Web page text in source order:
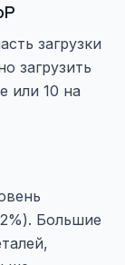
загрузки
загрузить
или 10 на
Большие